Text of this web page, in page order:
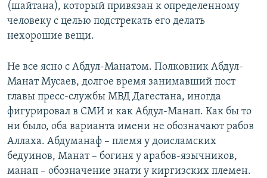
(шайтана), который привязан к определенному
человеку с целью подстрекать его делать
нехорошие вещи.
Не все ясно с Абдул-Манатом. Полковник Абдул-
Манат Мусаев, долгое время занимавший пост
главы пресс-службы МВД Дагестана, иногда
фигурировал в СМИ и как Абдул-Манап. Как бы то
ни было, оба варианта имени не обозначают рабов
Аллаха. Абдуманаф – племя у доисламских
бедуинов, Манат – богиня у арабов-язычников,
манап – обозначение знати у киргизских племен.